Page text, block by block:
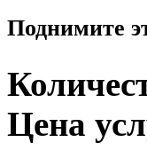
Поднимите
Цена